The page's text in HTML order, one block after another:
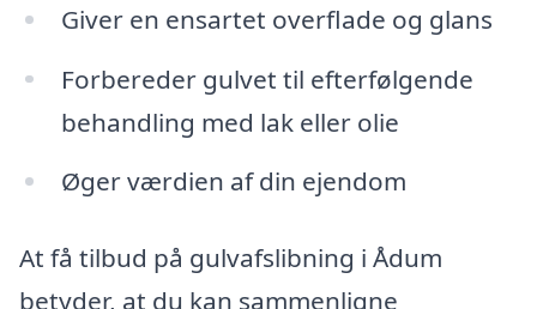
Giver en ensartet overflade og glans
Forbereder gulvet til efterfølgende
behandling med lak eller olie
Øger værdien af din ejendom
At få tilbud på gulvafslibning i Ådum
betyder, at du kan sammenligne